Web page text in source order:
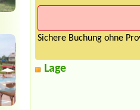
Sichere Buchung ohne
Lage